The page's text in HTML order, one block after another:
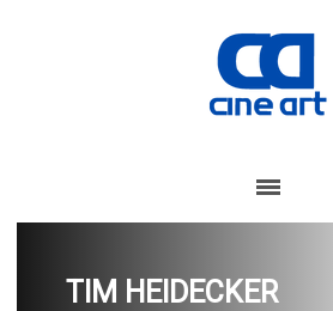
TIM HEIDECKER